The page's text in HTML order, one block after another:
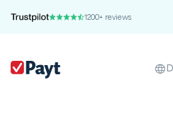
1200+ reviews